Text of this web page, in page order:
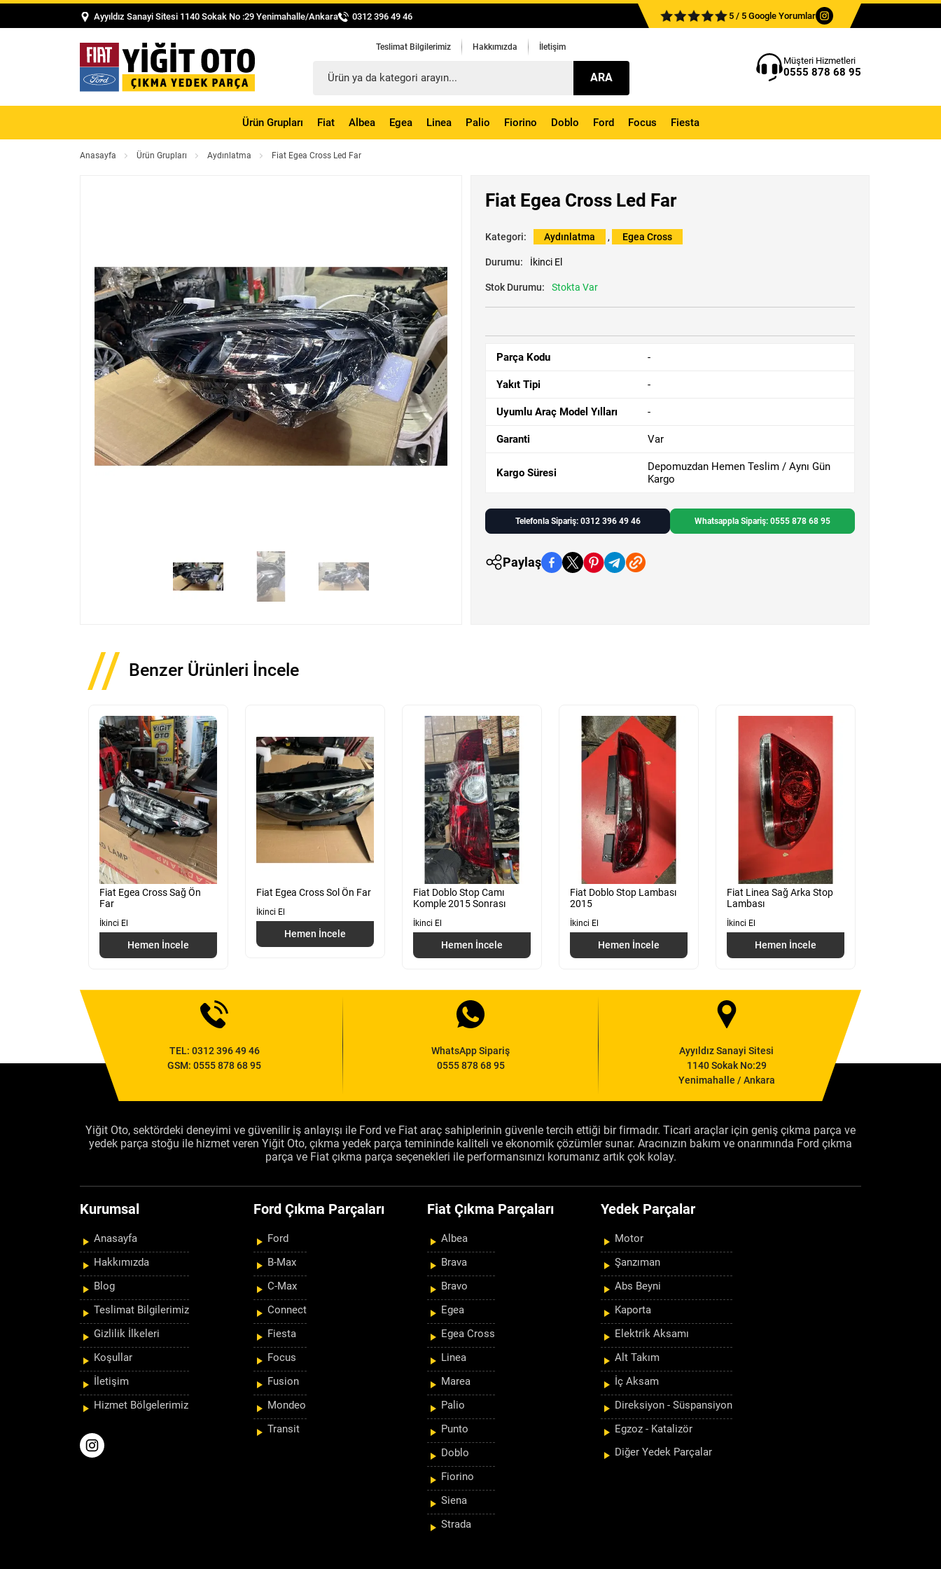
Ayyıldız Sanayi Sitesi 1140 Sokak No :29 Yenimahalle/Ankara 0312 396 49 46 5 / 5 Google Yorumlar
Teslimat Bilgilerimiz Hakkımızda İletişim
ARA
Müşteri Hizmetleri
0555 878 68 95
Ürün Grupları Fiat Albea Egea Linea Palio Fiorino Doblo Ford Focus Fiesta
Anasayfa Ürün Grupları Aydınlatma Fiat Egea Cross Led Far
Fiat Egea Cross Led Far
Kategori: Aydınlatma , Egea Cross
Durumu: İkinci El
Stok Durumu: Stokta Var
Parça Kodu -
Yakıt Tipi -
Uyumlu Araç Model Yılları -
Garanti Var
Kargo Süresi
Depomuzdan Hemen Teslim / Aynı Gün
Kargo
Telefonla Sipariş: 0312 396 49 46 Whatsappla Sipariş: 0555 878 68 95
Paylaş
Benzer Ürünleri İncele
Fiat Egea Cross Sağ Ön
Far
İkinci El
Hemen İncele
Fiat Egea Cross Sol Ön Far
İkinci El
Hemen İncele
Fiat Doblo Stop Camı
Komple 2015 Sonrası
İkinci El
Hemen İncele
Fiat Doblo Stop Lambası
2015
İkinci El
Hemen İncele
Fiat Linea Sağ Arka Stop
Lambası
İkinci El
Hemen İncele
TEL: 0312 396 49 46
GSM:0555 878 68 95
WhatsApp Sipariş
0555 878 68 95
Ayyıldız Sanayi Sitesi
1140 Sokak No:29
Yenimahalle / Ankara
Yiğit Oto, sektördeki deneyimi ve güvenilir iş anlayışı ile Ford ve Fiat araç sahiplerinin güvenle tercih ettiği bir firmadır. Ticari araçlar için geniş çıkma parça ve
yedek parça stoğu ile hizmet veren Yiğit Oto, çıkma yedek parça temininde kaliteli ve ekonomik çözümler sunar. Aracınızın bakım ve onarımında Ford çıkma
parça ve Fiat çıkma parça seçenekleri ile performansınızı korumanız artık çok kolay.
Kurumsal
Anasayfa
Hakkımızda
Blog
Teslimat Bilgilerimiz
Gizlilik İlkeleri
Koşullar
İletişim
Hizmet Bölgelerimiz
Ford Çıkma Parçaları
Ford
B-Max
C-Max
Connect
Fiesta
Focus
Fusion
Mondeo
Transit
Fiat Çıkma Parçaları
Albea
Brava
Bravo
Egea
Egea Cross
Linea
Marea
Palio
Punto
Doblo
Fiorino
Siena
Strada
Yedek Parçalar
Motor
Şanzıman
Abs Beyni
Kaporta
Elektrik Aksamı
Alt Takım
İç Aksam
Direksiyon - Süspansiyon
Egzoz - Katalizör
Diğer Yedek Parçalar